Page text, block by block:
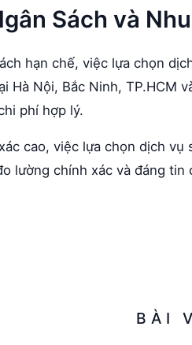
Sách và
hạn chế, việc lựa chọn
Hà Nội, Bắc Ninh, TP.HCM
phí hợp lý.
cao, việc lựa chọn dịch vụ
lường chính xác và đáng tin
BÀI